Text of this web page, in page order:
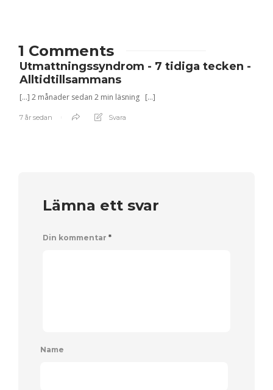
1 Comments
Utmattningssyndrom - 7 tidiga tecken -
Alltidtillsammans
[…] 2 månader sedan 2 min läsning […]
7 år sedan Svara
Lämna ett svar
Din kommentar *
Name